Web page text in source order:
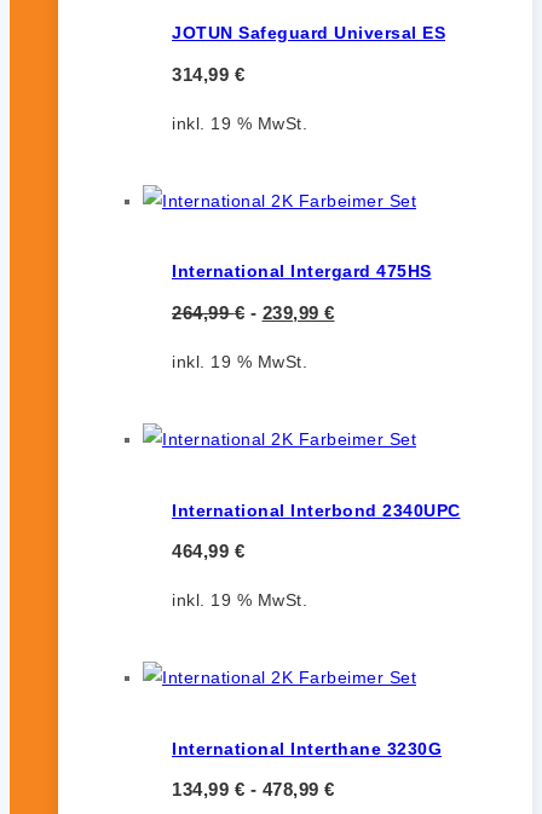
JOTUN Safeguard Universal ES
314,99 €
inkl. 19 % MwSt.
International Intergard 475HS
264,99€ - 239,99 €
inkl. 19 % MwSt.
International Interbond 2340UPC
464,99 €
inkl. 19 % MwSt.
International Interthane 3230G
134,99 € - 478,99 €